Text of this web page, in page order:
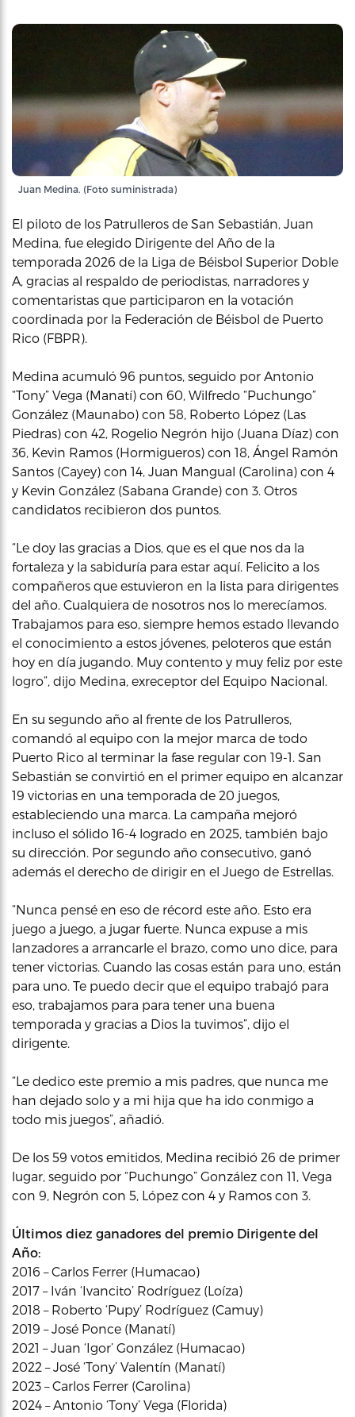
Juan Medina. (Foto suministrada)
El piloto de los Patrulleros de San Sebastián, Juan
Medina, fue elegido Dirigente del Año de la
temporada 2026 de la Liga de Béisbol Superior Doble
A, gracias al respaldo de periodistas, narradores y
comentaristas que participaron en la votación
coordinada por la Federación de Béisbol de Puerto
Rico (FBPR).
Medina acumuló 96 puntos, seguido por Antonio
“Tony” Vega (Manatí) con 60, Wilfredo “Puchungo”
González (Maunabo) con 58, Roberto López (Las
Piedras) con 42, Rogelio Negrón hijo (Juana Díaz) con
36, Kevin Ramos (Hormigueros) con 18, Ángel Ramón
Santos (Cayey) con 14, Juan Mangual (Carolina) con 4
y Kevin González (Sabana Grande) con 3. Otros
candidatos recibieron dos puntos.
“Le doy las gracias a Dios, que es el que nos da la
fortaleza y la sabiduría para estar aquí. Felicito a los
compañeros que estuvieron en la lista para dirigentes
del año. Cualquiera de nosotros nos lo merecíamos.
Trabajamos para eso, siempre hemos estado llevando
el conocimiento a estos jóvenes, peloteros que están
hoy en día jugando. Muy contento y muy feliz por este
logro”, dijo Medina, exreceptor del Equipo Nacional.
En su segundo año al frente de los Patrulleros,
comandó al equipo con la mejor marca de todo
Puerto Rico al terminar la fase regular con 19-1. San
Sebastián se convirtió en el primer equipo en alcanzar
19 victorias en una temporada de 20 juegos,
estableciendo una marca. La campaña mejoró
incluso el sólido 16-4 logrado en 2025, también bajo
su dirección. Por segundo año consecutivo, ganó
además el derecho de dirigir en el Juego de Estrellas.
“Nunca pensé en eso de récord este año. Esto era
juego a juego, a jugar fuerte. Nunca expuse a mis
lanzadores a arrancarle el brazo, como uno dice, para
tener victorias. Cuando las cosas están para uno, están
para uno. Te puedo decir que el equipo trabajó para
eso, trabajamos para para tener una buena
temporada y gracias a Dios la tuvimos”, dijo el
dirigente.
“Le dedico este premio a mis padres, que nunca me
han dejado solo y a mi hija que ha ido conmigo a
todo mis juegos”, añadió.
De los 59 votos emitidos, Medina recibió 26 de primer
lugar, seguido por “Puchungo” González con 11, Vega
con 9, Negrón con 5, López con 4 y Ramos con 3.
Últimos diez ganadores del premio Dirigente del
Año:
2016 – Carlos Ferrer (Humacao)
2017 – Iván ‘Ivancito’ Rodríguez (Loíza)
2018 – Roberto ‘Pupy’ Rodríguez (Camuy)
2019 – José Ponce (Manatí)
2021 – Juan ‘Igor’ González (Humacao)
2022 – José ‘Tony’ Valentín (Manatí)
2023 – Carlos Ferrer (Carolina)
2024 – Antonio ‘Tony’ Vega (Florida)